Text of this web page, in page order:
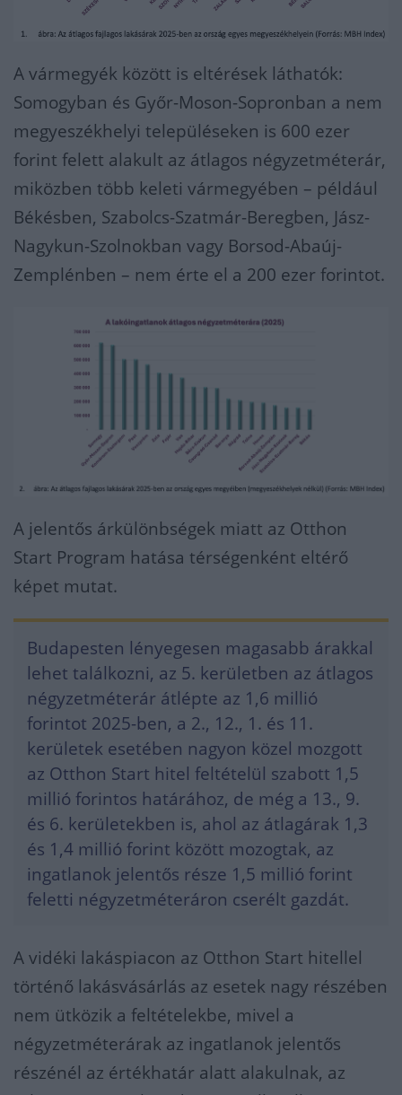
A vármegyék között is eltérések láthatók:
Somogyban és Győr-Moson-Sopronban a nem
megyeszékhelyi településeken is 600 ezer
forint felett alakult az átlagos négyzetméterár,
miközben több keleti vármegyében – például
Békésben, Szabolcs-Szatmár-Beregben, Jász-
Nagykun-Szolnokban vagy Borsod-Abaúj-
Zemplénben – nem érte el a 200 ezer forintot.
A jelentős árkülönbségek miatt az Otthon
Start Program hatása térségenként eltérő
képet mutat.
Budapesten lényegesen magasabb árakkal
lehet találkozni, az 5. kerületben az átlagos
négyzetméterár átlépte az 1,6 millió
forintot 2025-ben, a 2., 12., 1. és 11.
kerületek esetében nagyon közel mozgott
az Otthon Start hitel feltételül szabott 1,5
millió forintos határához, de még a 13., 9.
és 6. kerületekben is, ahol az átlagárak 1,3
és 1,4 millió forint között mozogtak, az
ingatlanok jelentős része 1,5 millió forint
feletti négyzetméteráron cserélt gazdát.
A vidéki lakáspiacon az Otthon Start hitellel
történő lakásvásárlás az esetek nagy részében
nem ütközik a feltételekbe, mivel a
négyzetméterárak az ingatlanok jelentős
részénél az értékhatár alatt alakulnak, az